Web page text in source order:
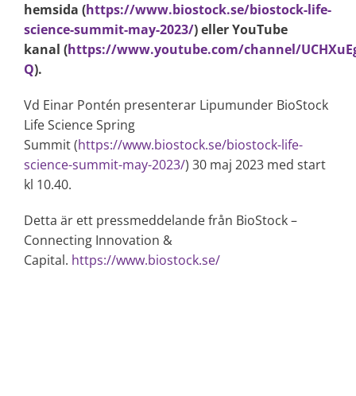
hemsida (https://www.biostock.se/biostock-life-
science-summit-may-2023/) eller YouTube
kanal (https://www.youtube.com/channel/
Q).
Vd Einar Pontén presenterar Lipumunder BioStock
Life Science Spring
Summit (https://www.biostock.se/biostock-life-
science-summit-may-2023/) 30 maj 2023 med start
kl 10.40.
Detta är ett pressmeddelande från BioStock –
Connecting Innovation &
Capital. https://www.biostock.se/